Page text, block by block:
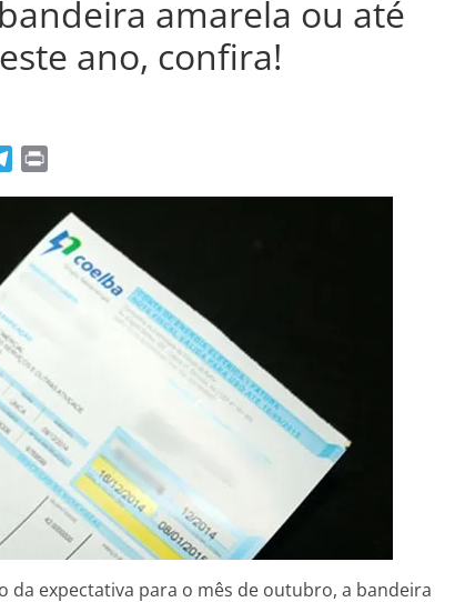
amarela ou até
ano, confira!
g
a
m
n
da expectativa para o mês de outubro, a bandeira